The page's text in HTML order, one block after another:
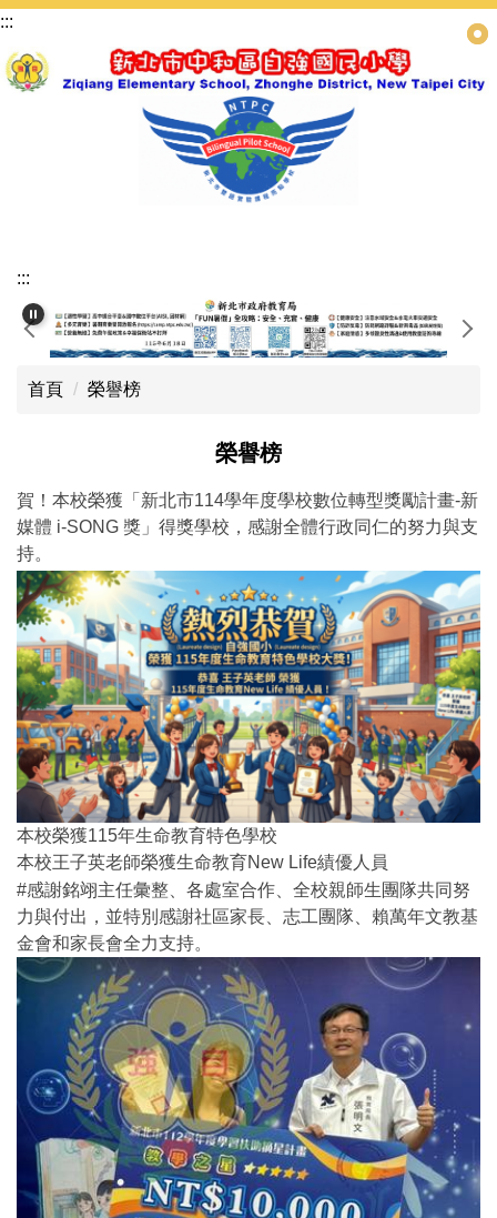
跳
主
要
:::
:::
首頁 榮譽榜
榮譽榜
賀！本校榮獲「新北市114學年度學校數位轉型獎勵計畫-新
媒體 i-SONG 獎」得獎學校，感謝全體行政同仁的努力與支
持。
本校榮獲115年生命教育特色學校
本校王子英老師榮獲生命教育New Life績優人員
#感謝銘翊主任彙整、各處室合作、全校親師生團隊共同努
力與付出，並特別感謝社區家長、志工團隊、賴萬年文教基
金會和家長會全力支持。